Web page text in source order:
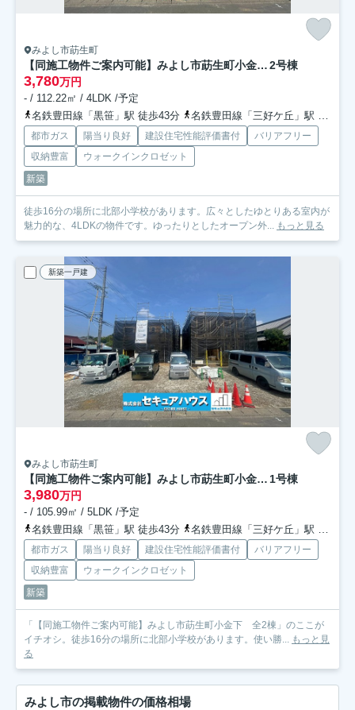
みよし市莇生町
【同施工物件ご案内可能】みよし市莇生町小金下 全2棟 2号棟
3,780万円
- / 112.22㎡ / 4LDK /予定
名鉄豊田線「黒笹」駅 徒歩43分
名鉄豊田線「三好ケ丘」駅 徒歩48分
都市ガス 陽当り良好 建設住宅性能評価書付
バリアフリー
収納豊富
ウォークインクロゼット
新築
徒歩16分の場所に北部小学校があります。広々としたゆとりある室内が
魅力的な、4LDKの物件です。ゆったりとしたオープン外... もっと見る
新築一戸建
みよし市莇生町
【同施工物件ご案内可能】みよし市莇生町小金下 全2棟 1号棟
3,980万円
- / 105.99㎡ / 5LDK /予定
名鉄豊田線「黒笹」駅 徒歩43分
名鉄豊田線「三好ケ丘」駅 徒歩48分
都市ガス 陽当り良好 建設住宅性能評価書付
バリアフリー
収納豊富
ウォークインクロゼット
新築
「【同施工物件ご案内可能】みよし市莇生町小金下 全2棟」のここが
イチオシ。徒歩16分の場所に北部小学校があります。使い勝... もっと見
る
みよし市の掲載物件の価格相場